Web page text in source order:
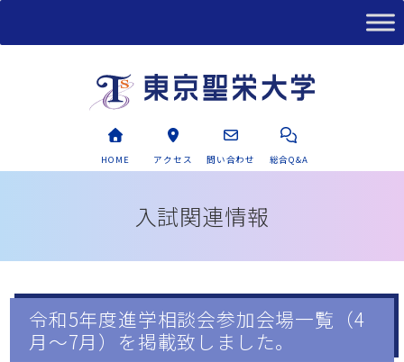
HOME アクセス 問い合わせ 総合Q&A
入試関連情報
令和5年度進学相談会参加会場一覧（4
月～7月）を掲載致しました。